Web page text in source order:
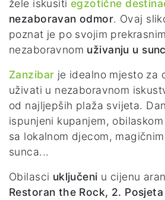
žele iskusiti egzotične
nezaboravan odmor. Ovaj
poznat je po svojim
nezaboravnom uživanju u
Zanzibar je idealno mjesto za
uživati u nezaboravnom
od najljepših plaža svijeta.
ispunjeni kupanjem,
sa lokalnom djecom,
sunca...
Obilasci uključeni u cijenu
Restoran the Rock, 2.